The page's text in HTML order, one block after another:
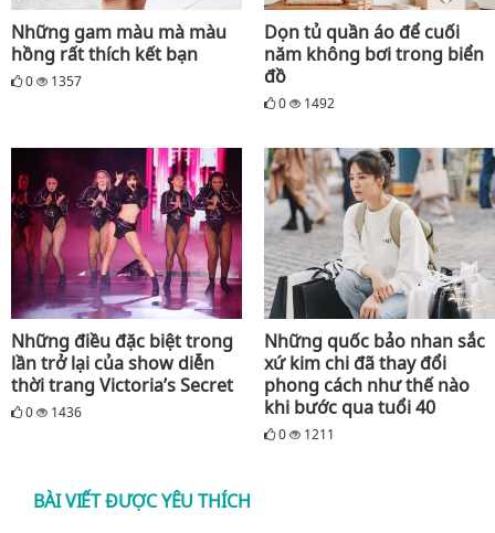
Những gam màu mà màu
hồng rất thích kết bạn
0 1357
Dọn tủ quần áo để cuối
năm không bơi trong biển
đồ
0 1492
Những điều đặc biệt trong
lần trở lại của show diễn
thời trang Victoria’s Secret
0 1436
Những quốc bảo nhan sắc
xứ kim chi đã thay đổi
phong cách như thế nào
khi bước qua tuổi 40
0 1211
BÀI VIẾT ĐƯỢC YÊU THÍCH